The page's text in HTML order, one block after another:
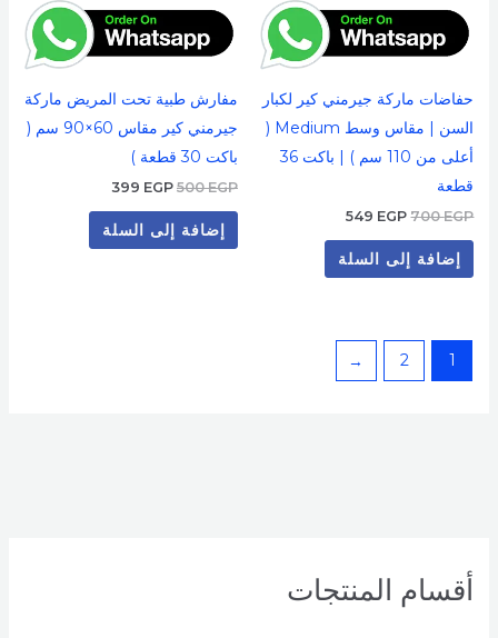
أقسام المنتجات
حفاضات ماركة جيرمني كير لكبار
السن | مقاس وسط Medium (
أعلى من 110 سم ) | باكت 36
قطعة
700EGP
549 EGP
إضافة إلى السلة
مفارش طبية تحت المريض ماركة
جيرمني كير مقاس 60×90 سم (
باكت 30 قطعة )
500EGP
399 EGP
إضافة إلى السلة
1
2
←